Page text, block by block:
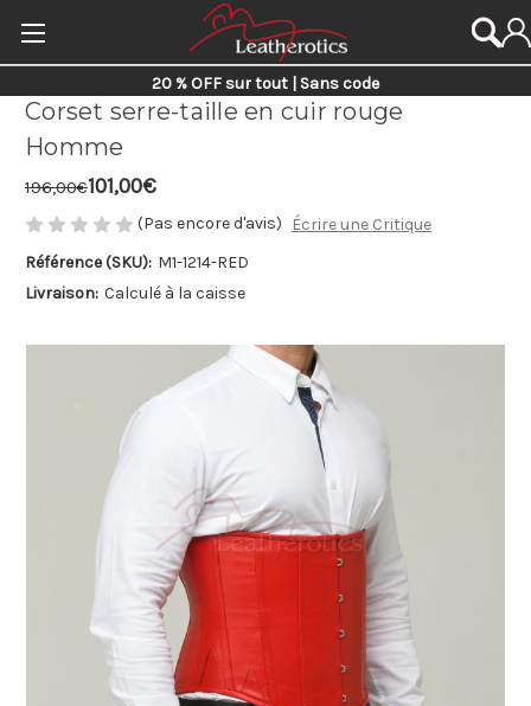
20 % OFF sur tout | Sans code
Corset serre-taille en cuir rouge
Homme
196,00€101,00€
(Pas encore d'avis)
Écrire une Critique
Référence (SKU): M1-1214-RED
Livraison: Calculé à la caisse